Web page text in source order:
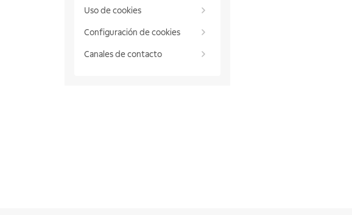
Uso de cookies
Configuración de cookies
Canales de contacto